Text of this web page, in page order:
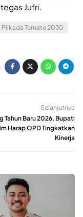
Jufri.
Pilkada Ternate 2030
Selanjutnya
Tahun Baru 2026, Bupati
Harap OPD Tingkatkan
Kinerja